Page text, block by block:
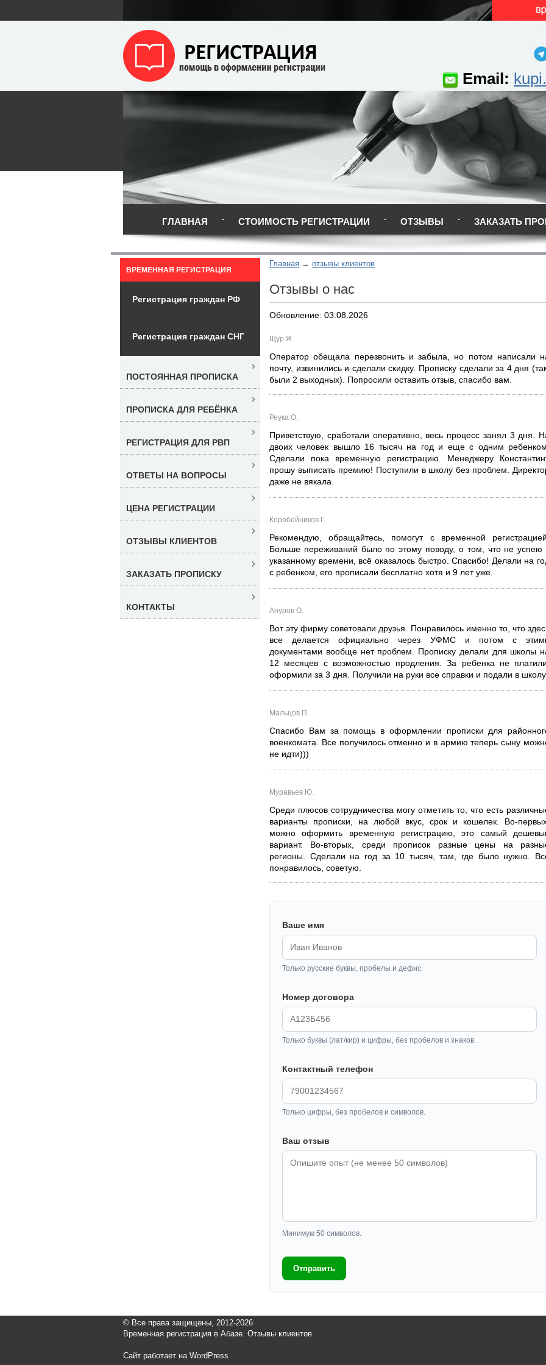
Email:
ГЛАВНАЯ СТОИМОСТЬ РЕГИСТРАЦИИ ОТЗЫВЫ ЗАКАЗАТЬ
Главная отзывы клиентов
Отзывы о нас
Обновление: 03.08.2026
Щур Я.
Оператор обещала перезвонить и забыла, но потом написали
почту, извинились и сделали скидку. Прописку сделали за 4 дня
были 2 выходных). Попросили оставить отзыв, спасибо вам.
Реука О.
Приветствую, сработали оперативно, весь процесс занял 3 дня.
двоих человек вышло 16 тысяч на год и еще с одним
Сделали пока временную регистрацию. Менеджеру
прошу выписать премию! Поступили в школу без проблем.
даже не вякала.
Коробейников Г.
Рекомендую, обращайтесь, помогут с временной
Больше переживаний было по этому поводу, о том, что не успею
указанному времени, всё оказалось быстро. Спасибо! Делали на
с ребенком, его прописали бесплатно хотя и 9 лет уже.
Ануров О.
Вот эту фирму советовали друзья. Понравилось именно то, что
все делается официально через УФМС и потом с
документами вообще нет проблем. Прописку делали для школы
12 месяцев с возможностью продления. За ребенка не платили,
оформили за 3 дня. Получили на руки все справки и подали в школу.
Мальцов П.
Спасибо Вам за помощь в оформлении прописки для
военкомата. Все получилось отменно и в армию теперь сыну
не идти)))
Муравьев Ю.
Среди плюсов сотрудничества могу отметить то, что есть
варианты прописки, на любой вкус, срок и кошелек. Во-
можно оформить временную регистрацию, это самый
вариант. Во-вторых, среди прописок разные цены на
регионы. Сделали на год за 10 тысяч, там, где было нужно.
понравилось, советую.
Ваше имя
Только русские буквы, пробелы и дефис.
Номер договора
Только буквы (лат/кир) и цифры, без пробелов и знаков.
Контактный телефон
Только цифры, без пробелов и символов.
Ваш отзыв
Минимум 50 символов.
Отправить
ВРЕМЕННАЯ РЕГИСТРАЦИЯ
Регистрация граждан РФ
Регистрация граждан СНГ
ПОСТОЯННАЯ ПРОПИСКА
ПРОПИСКА ДЛЯ РЕБЁНКА
РЕГИСТРАЦИЯ ДЛЯ РВП
ОТВЕТЫ НА ВОПРОСЫ
ЦЕНА РЕГИСТРАЦИИ
ОТЗЫВЫ КЛИЕНТОВ
ЗАКАЗАТЬ ПРОПИСКУ
КОНТАКТЫ
© Все права защищены, 2012-2026
Временная регистрация в Абазе. Отзывы клиентов
Сайт работает на WordPress